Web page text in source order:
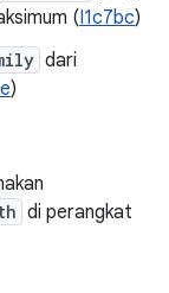
(I1c7bc)
dari
)
di perangkat